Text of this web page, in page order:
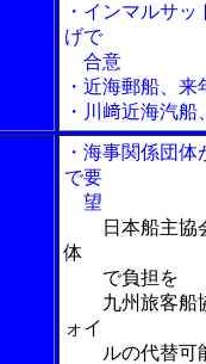
・インマルサ
げで
合意
・近海郵船、
・川﨑近海汽
・海事関係団
で要
望
日本船主協
体
で負担を
九州旅客船協
ォイ
ルの代替可